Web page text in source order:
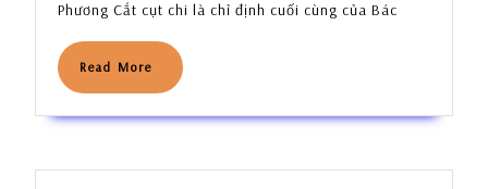
CẮT
Phương Cắt cụt chi là chỉ định cuối cùng của Bác
Read More
Read
More